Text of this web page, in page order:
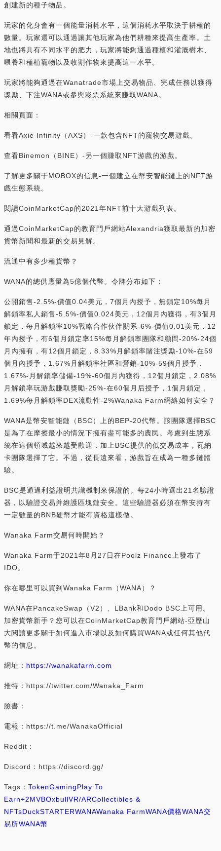
創建新的種子物品。
玩家的化身會有一個能量消耗水平，這個消耗水平取決于耕種的
數量。玩家還可以通過讓其他玩家為他們耕種來提高生產率。土
地也將具有不同水平的肥力，玩家將能夠通過種植和灌溉樹木、
喂養和種植寵物以及收割作物來提高這一水平。
玩家將能夠通過在Wanatrade市場上交易物品、完成任務以獲得
獎勵、下注WANA或參與彩票系統來賺取WANA。
相關頁面：
看看Axie Infinity（AXS）-一款包含NFT的寵物交易游戲。
查看Binemon（BINE）-另一個賺取NFT游戲的游戲。
了解更多關于MOBOX的信息-一個建立在幣安智能鏈上的NFT游
戲生態系統。
閱讀CoinMarketCap的2021年NFT前十大游戲列表。
通過CoinMarketCap的教育門戶網站Alexandria獲取最新的加密
貨幣新聞和最新的交易見解。
流通中有多少種貨幣？
WANA的總供應量為5億個代幣。令牌分布如下：
公開銷售-2.5%-價值0.04美元，7個月內授予，無鎖定10%每月
解鎖率私人銷售-5.5%-價值0.024美元，12個月內獲得，有3個月
鎖定，每月解鎖率10%戰略合作伙伴關系-6%-價值0.01美元，12
年內授予，有6個月鎖定率15%每月解鎖率團隊和顧問-20%-24個
月內擁有，有12個月鎖定，8.33%月解鎖率賭注獎勵-10%-在59
個月內授予，1.67%月解鎖率社區和營銷-10%-59個月授予，
1.67%-月解鎖率儲備-19%-60個月內獲得，12個月鎖定，2.08%
月解鎖率玩游戲賺取獎勵-25%-在60個月后授予，1個月鎖定，
1.69%每月解鎖率DEX流動性-2%Wanaka Farm網絡如何安全？
WANA是幣安智能鏈（BSC）上的BEP-20代幣。該團隊選擇BSC
是為了在摩擦最小的情況下擁有盡可能多的農民。考慮到生態系
統在這個領域越來越受歡迎，加上BSC提供的低交易成本，瓦納
卡團隊選擇了它。不過，從長遠來看，游戲旨在成為一種多鏈體
驗。
BSC是通過利益證明共識機制來保證的。每24小時選出21名驗證
器，以驗證交易并維護區塊鏈安全。這些驗證器必須在幣安持有
一定數量的BNB硬幣才能有資格這樣做。
Wanaka Farm交易何時開始？
Wanaka Farm于2021年8月27日在Poolz Finance上發布了
IDO。
你在哪里可以買到Wanaka Farm（WANA）？
WANA在PancakeSwap（V2）、LBank和Dodo BSC上可用。
加密貨幣新手？您可以在CoinMarketCap教育門戶網站-亞歷山
大閱讀更多關于如何進入市場以及如何購買WANA或任何其他代
幣的信息。
網址： https://wanakafarm.com
推特：https://twitter.com/Wanaka_Farm
臉書：
電報：https://t.me/WanakaOfficial
Reddit：
Discord：https://discord.gg/
Tags： TokenGamingPlay To
Earn+2MVBOxbullVR/ARCollectibles &
NFTsDuckSTARTERWANAWanaka FarmWANA價格WANA交
易所WANA幣